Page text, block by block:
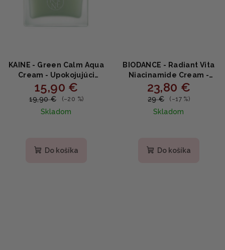
KAINE - Green Calm Aqua
Cream - Upokojujúci
aqua krém s ectoinom,
pantenolom a
squalanom 70ml
15,90 €
19,90 € (–20 %)
Skladom
Do košíka
BIODANCE - Radiant Vita
Niacinamide Cream -
Rozjasňujúci krém s
niacínamidom,
ananásovou vodou a
glutatiónom 50ml
23,80 €
29 € (–17 %)
Skladom
Do košíka